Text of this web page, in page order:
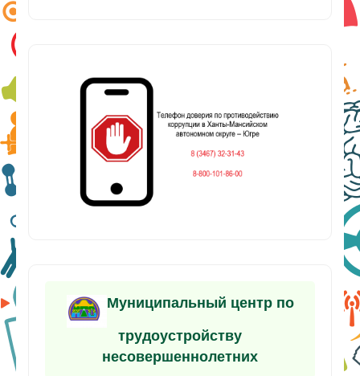
Муниципальный центр по
трудоустройству
несовершеннолетних